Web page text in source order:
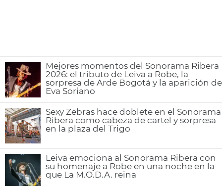
Mejores momentos del Sonorama Ribera
2026: el tributo de Leiva a Robe, la
sorpresa de Arde Bogotá y la aparición de
Eva Soriano
Sexy Zebras hace doblete en el Sonorama
Ribera como cabeza de cartel y sorpresa
en la plaza del Trigo
Leiva emociona al Sonorama Ribera con
su homenaje a Robe en una noche en la
que La M.O.D.A. reina